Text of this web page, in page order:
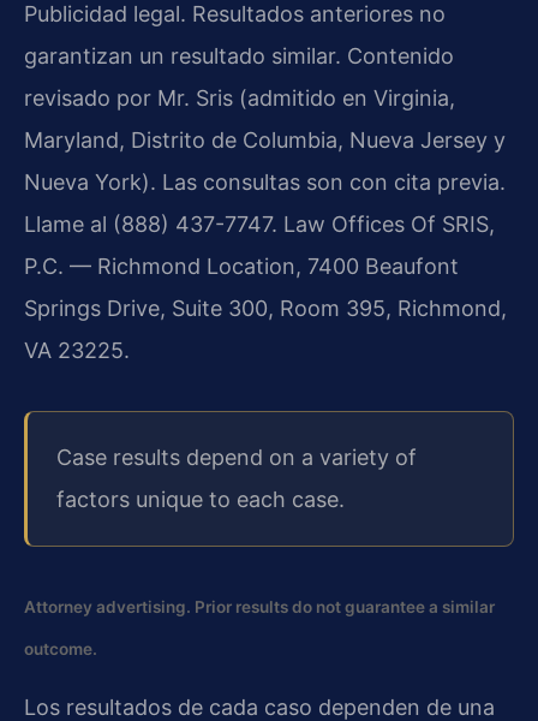
Publicidad legal. Resultados anteriores no
garantizan un resultado similar. Contenido
revisado por Mr. Sris (admitido en Virginia,
Maryland, Distrito de Columbia, Nueva Jersey y
Nueva York). Las consultas son con cita previa.
Llame al (888) 437-7747. Law Offices Of SRIS,
P.C. — Richmond Location, 7400 Beaufont
Springs Drive, Suite 300, Room 395, Richmond,
VA 23225.
Case results depend on a variety of
factors unique to each case.
Attorney advertising. Prior results do not guarantee a similar
outcome.
Los resultados de cada caso dependen de una